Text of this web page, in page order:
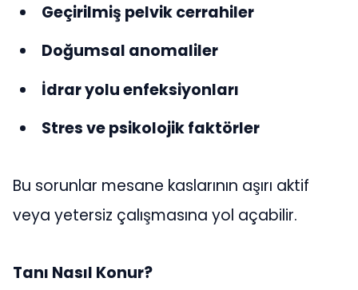
Geçirilmiş pelvik cerrahiler
Doğumsal anomaliler
İdrar yolu enfeksiyonları
Stres ve psikolojik faktörler
Bu sorunlar mesane kaslarının aşırı aktif
veya yetersiz çalışmasına yol açabilir.
Tanı Nasıl Konur?